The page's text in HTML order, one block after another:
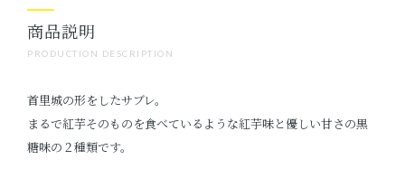
PRODUCTION DESCRIPTION
商品説明
首里城の形をしたサブレ。
まるで紅芋そのものを食べているような紅芋味と優しい甘さの黒
糖味の２種類です。